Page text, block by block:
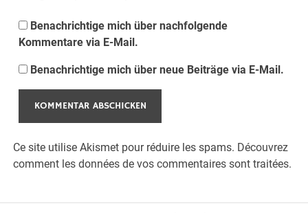
Benachrichtige mich über nachfolgende
Kommentare via E-Mail.
Benachrichtige mich über neue Beiträge via E-Mail.
Ce site utilise Akismet pour réduire les spams. Découvrez
comment les données de vos commentaires sont traitées.